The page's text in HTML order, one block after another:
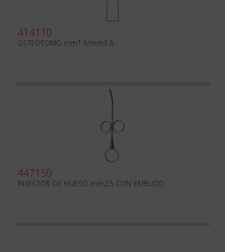
414110
OSTEOTOMO mm1.6/mm3.6
447150
INYECTOR DE HUESO mm2.5 CON EMBUDO